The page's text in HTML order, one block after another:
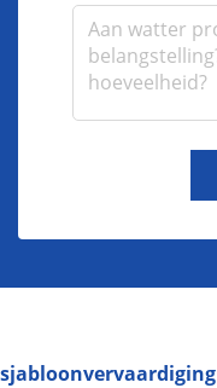
sjabloonvervaardiging